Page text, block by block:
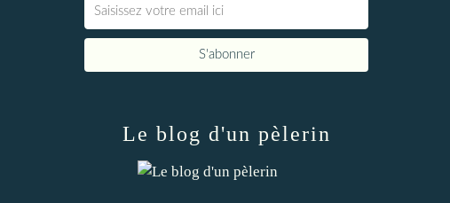
Le blog d'un pèlerin